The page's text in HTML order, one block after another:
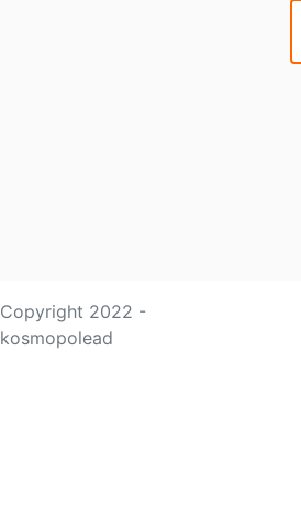
Copyright 2022 -
kosmopolead